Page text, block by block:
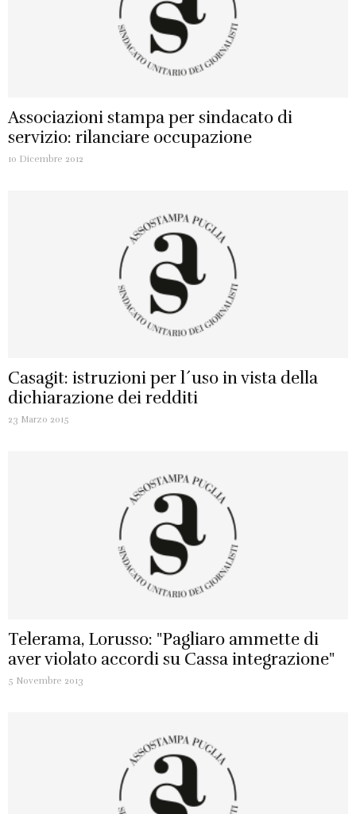
Associazioni stampa per sindacato di
servizio: rilanciare occupazione
10 Dicembre 2012
Casagit: istruzioni per l´uso in vista della
dichiarazione dei redditi
23 Marzo 2015
Telerama, Lorusso: "Pagliaro ammette di
aver violato accordi su Cassa integrazione"
5 Novembre 2013